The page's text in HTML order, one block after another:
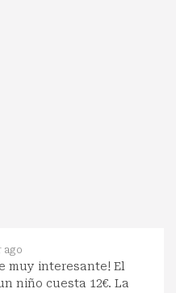
ago
muy interesante! El
niño cuesta 12€. La